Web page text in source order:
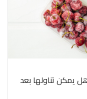
يمكن تناولها بعد